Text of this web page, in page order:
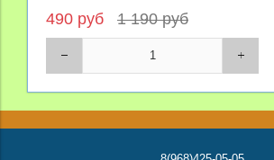
490 руб 1 190 руб